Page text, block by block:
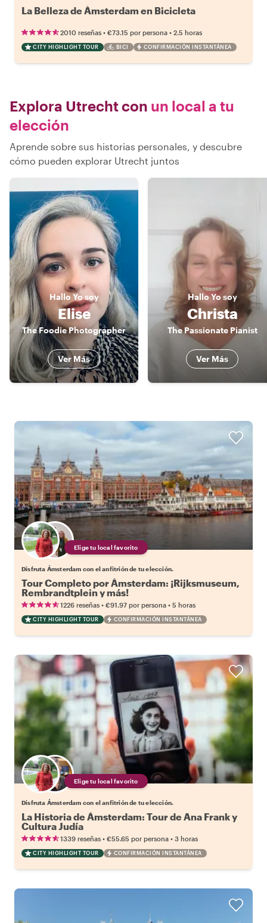
La Belleza de Ámsterdam en Bicicleta
2010 reseñas • €73.15 por persona • 2.5 horas
CITY HIGHLIGHT TOUR BICI CONFIRMACIÓN INSTANTÁNEA
Explora Utrecht con un local a tu
elección
Aprende sobre sus historias personales, y descubre
cómo pueden explorar Utrecht juntos
HalloYo soy
Elise
The Foodie Photographer
Ver Más
HalloYo soy
Christa
The Passionate Pianist
Ver Más
Elige tu local favorito
Disfruta Ámsterdam con el anfitrión de tu elección.
Tour Completo por Ámsterdam: ¡Rijksmuseum,
Rembrandtplein y más!
1226 reseñas • €91.97 por persona • 5 horas
CITY HIGHLIGHT TOUR CONFIRMACIÓN INSTANTÁNEA
Elige tu local favorito
Disfruta Ámsterdam con el anfitrión de tu elección.
La Historia de Ámsterdam: Tour de Ana Frank y
Cultura Judía
1339 reseñas • €55.65 por persona • 3 horas
CITY HIGHLIGHT TOUR CONFIRMACIÓN INSTANTÁNEA